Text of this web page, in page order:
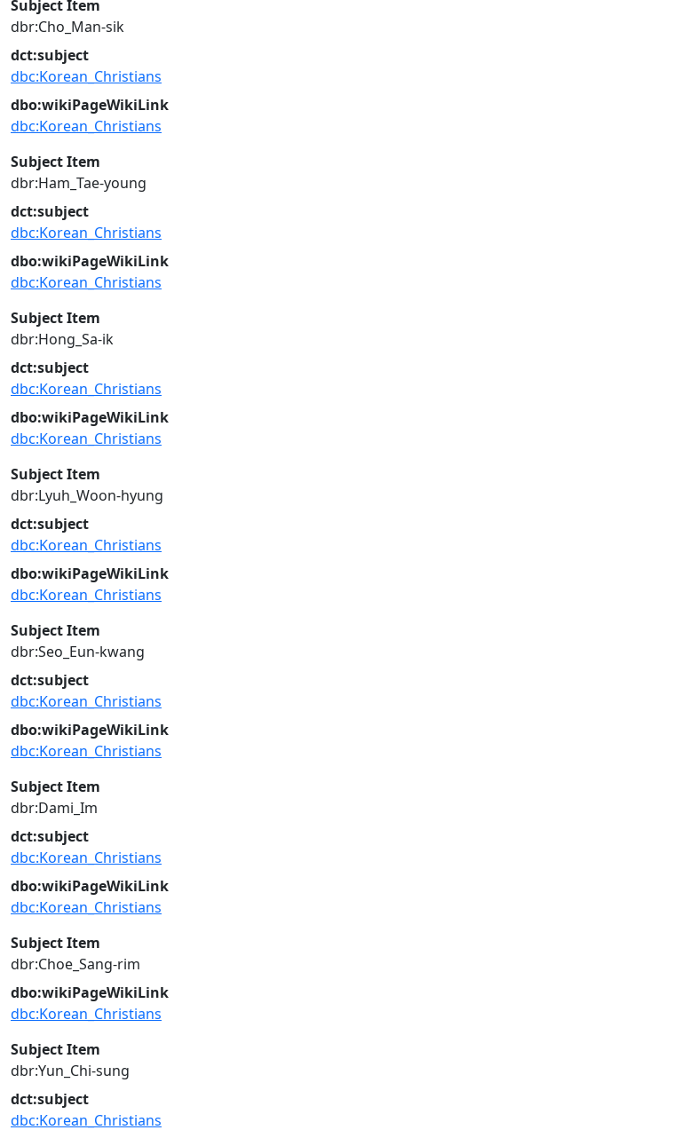
Subject Item
dbr:Cho_Man-sik
dct:subject
dbc:Korean_Christians
dbo:wikiPageWikiLink
dbc:Korean_Christians
Subject Item
dbr:Ham_Tae-young
dct:subject
dbc:Korean_Christians
dbo:wikiPageWikiLink
dbc:Korean_Christians
Subject Item
dbr:Hong_Sa-ik
dct:subject
dbc:Korean_Christians
dbo:wikiPageWikiLink
dbc:Korean_Christians
Subject Item
dbr:Lyuh_Woon-hyung
dct:subject
dbc:Korean_Christians
dbo:wikiPageWikiLink
dbc:Korean_Christians
Subject Item
dbr:Seo_Eun-kwang
dct:subject
dbc:Korean_Christians
dbo:wikiPageWikiLink
dbc:Korean_Christians
Subject Item
dbr:Dami_Im
dct:subject
dbc:Korean_Christians
dbo:wikiPageWikiLink
dbc:Korean_Christians
Subject Item
dbr:Choe_Sang-rim
dbo:wikiPageWikiLink
dbc:Korean_Christians
Subject Item
dbr:Yun_Chi-sung
dct:subject
dbc:Korean_Christians